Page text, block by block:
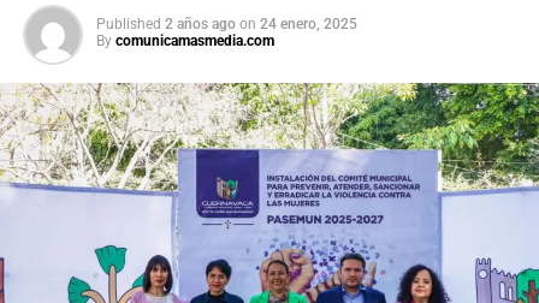
Published 2 años ago on 24 enero, 2025
By comunicamasmedia.com